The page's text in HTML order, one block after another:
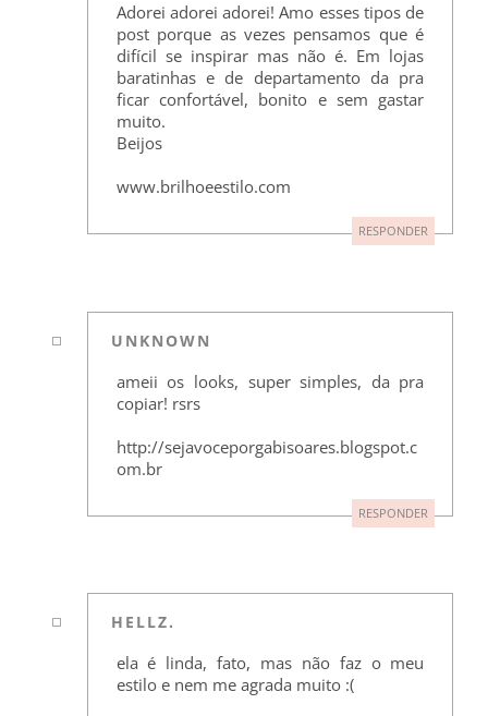
Adorei adorei adorei! Amo esses tipos de
post porque as vezes pensamos que é
difícil se inspirar mas não é. Em lojas
baratinhas e de departamento da pra
ficar confortável, bonito e sem gastar
muito.
Beijos
www.brilhoeestilo.com
RESPONDER
UNKNOWN
ameii os looks, super simples, da pra
copiar! rsrs
http://sejavoceporgabisoares.blogspot.c
om.br
RESPONDER
HELLZ.
ela é linda, fato, mas não faz o meu
estilo e nem me agrada muito :(